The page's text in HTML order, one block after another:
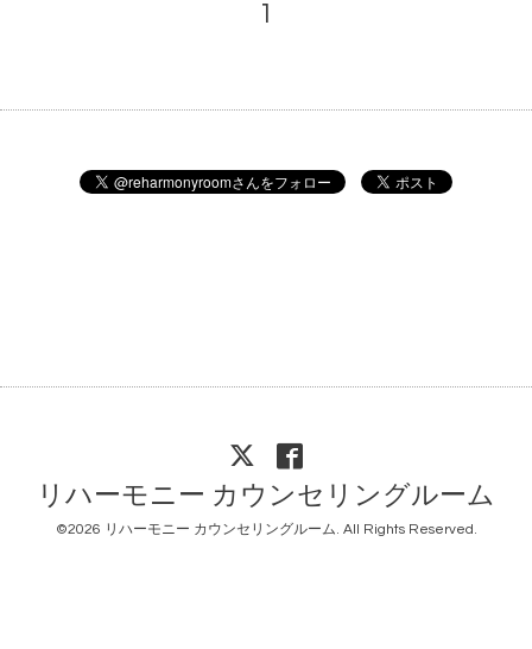
1
リハーモニー カウンセリングルーム
©2026 リハーモニー カウンセリングルーム. All Rights Reserved.